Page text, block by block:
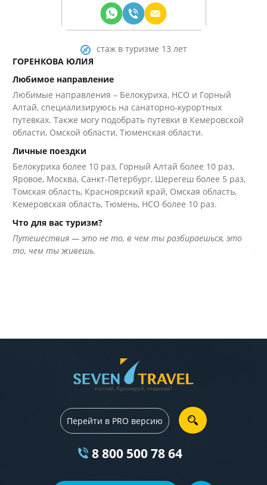
стаж в туризме 13 лет
ГОРЕНКОВА ЮЛИЯ
Любимое направление
Любимые направления – Белокуриха, НСО и Горный
Алтай, специализируюсь на санаторно-курортных
путевках. Также могу подобрать путевки в Кемеровской
области, Омской области, Тюменская области.
Личные поездки
Белокуриха более 10 раз, Горный Алтай более 10 раз,
Яровое, Москва, Санкт-Петербург, Шерегеш более 5 раз,
Томская область, Красноярский край, Омская область,
Кемеровская область, Тюмень, НСО более 10 раз.
Что для вас туризм?
Путешествия — это не то, в чем ты разбираешься, это
то, чем ты живешь.
Перейти в PRO версию
8 800 500 78 64